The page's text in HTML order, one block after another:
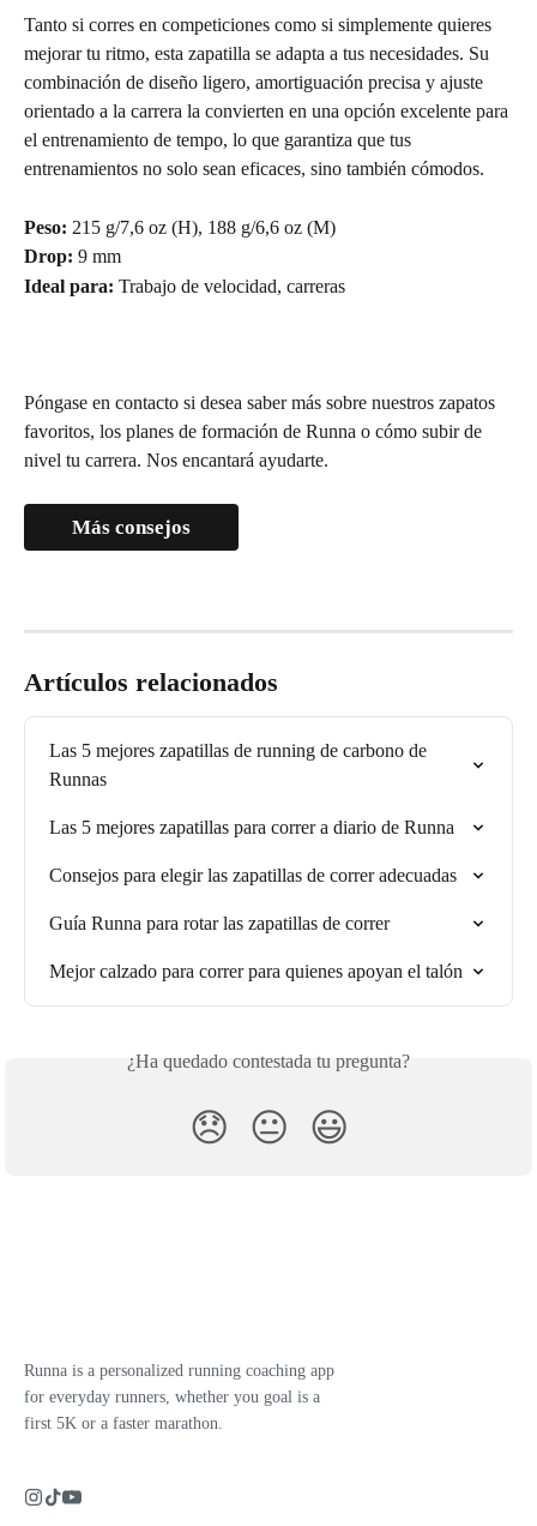
Tanto si corres en competiciones como si simplemente quieres
mejorar tu ritmo, esta zapatilla se adapta a tus necesidades. Su
combinación de diseño ligero, amortiguación precisa y ajuste
orientado a la carrera la convierten en una opción excelente para
el entrenamiento de tempo, lo que garantiza que tus
entrenamientos no solo sean eficaces, sino también cómodos.
Peso: 215 g/7,6 oz (H), 188 g/6,6 oz (M)
Drop: 9 mm
Ideal para: Trabajo de velocidad, carreras
Póngase en contacto si desea saber más sobre nuestros zapatos
favoritos, los planes de formación de Runna o cómo subir de
nivel tu carrera. Nos encantará ayudarte.
Más consejos
Artículos relacionados
Las 5 mejores zapatillas de running de carbono de
Runnas
Las 5 mejores zapatillas para correr a diario de Runna
Consejos para elegir las zapatillas de correr adecuadas
Guía Runna para rotar las zapatillas de correr
Mejor calzado para correr para quienes apoyan el talón
¿Ha quedado contestada tu pregunta?
😞 😐 😃
Runna is a personalized running coaching app
for everyday runners, whether you goal is a
first 5K or a faster marathon.